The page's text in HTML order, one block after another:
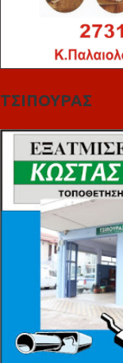
ΤΣΙΠΟΥΡΑΣ